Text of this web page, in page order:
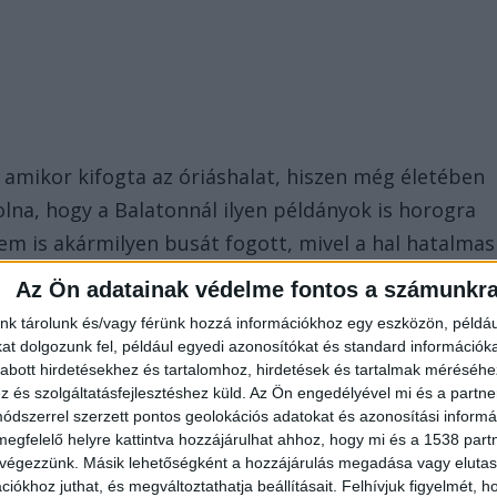
Az Ön adatainak védelme fontos a
tárolunk és/vagy férünk hozzá információkhoz egy eszközön,
dolgozunk fel, például egyedi azonosítókat és standard
hirdetésekhez és tartalomhoz, hirdetések és tartalmak
és szolgáltatásfejlesztéshez küld. Az Ön engedélyével mi és a
szerzett pontos geolokációs adatokat és azonosítási
helyre kattintva hozzájárulhat ahhoz, hogy mi és a 1538
Másik lehetőségként a hozzájárulás megadása vagy
juthat, és megváltoztathatja beállításait. Felhívjuk figyelmét,
kifogta az óriáshalat, hiszen még életében
hogy a Balatonnál ilyen példányok is horogra
is akármilyen busát fogott, mivel a hal hatalmas
– a Wikipédia szerint a leghosszabb fajok
készültem, egy viszonylag erős, hetvenkilós
Viszonylag gyorsan kijött a hal, tíz
tanúsított. Ezen a szakaszon a vízpart olyan